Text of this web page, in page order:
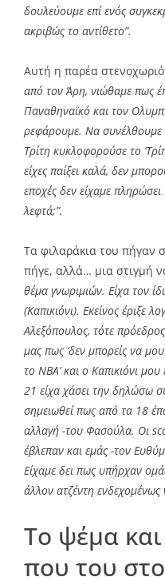
δουλεύουμε επί ενός
ακριβώς το αντίθετο”.
Αυτή η παρέα
από τον Άρη, νιώθαμε πως
Παναθηναϊκό και τον
ρεφάρουμε. Να συνέλθουμε
Τρίτη κυκλοφορούσε το
είχες παίξει καλά, δεν
εποχές δεν είχαμε
λεφτά;”.
Τα φιλαράκια του πήγαν
πήγε, αλλά… μια στιγμή
θέμα γνωριμιών. Είχα τον
(Καπικιόνι). Εκείνος έριξε
Αλεξόπουλος, τότε
μας πως ‘δεν μπορείς να
το ΝΒΑ’ και ο Καπικιόνι
21 είχα χάσει την δηλώσω
σημειωθεί πως από τα 18
αλλαγή -του Φασούλα. Οι
έβλεπαν και εμάς -τον
Είχαμε δει πως υπήρχαν
άλλον ατζέντη ενδεχομένως
Το ψέμα
που του